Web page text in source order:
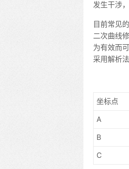
发生干涉
目前常见
二次曲线
为有效而
采用解析
坐标点
A
B
C